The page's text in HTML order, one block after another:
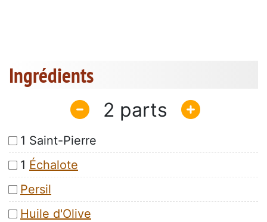
Ingrédients
2
1 Saint-Pierre
1 Échalote
Persil
Huile d'Olive